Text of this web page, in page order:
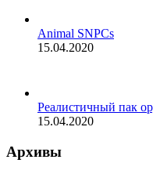
Animal SNPCs
15.04.2020
Реалистичный пак
15.04.2020
Архивы